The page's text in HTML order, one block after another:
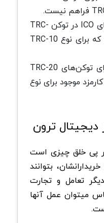
رابط کاربری گرافیکی برای ICO در توکن TRC-
20 وجود ندارد در حالی که برای نوع TRC-10
کارمزد قابل پرداخت برای توکن‌های TRC-20
موجود برای نوع
ترون
پی خلق چیزی است
بتوانند
تعامل و تجارت
میتوان عمل آنها